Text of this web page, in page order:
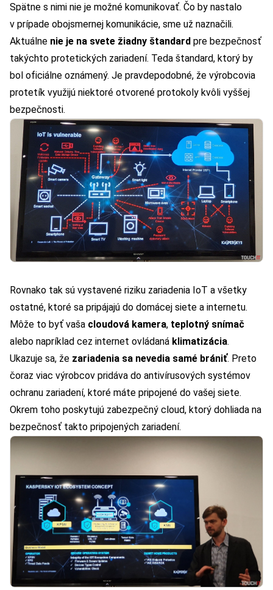
Spätne s nimi nie je možné komunikovať. Čo by nastalo
v prípade obojsmernej komunikácie, sme už naznačili.
Aktuálne nie je na svete žiadny štandard pre bezpečnosť
takýchto protetických zariadení. Teda štandard, ktorý by
bol oficiálne oznámený. Je pravdepodobné, že výrobcovia
protetík využijú niektoré otvorené protokoly kvôli vyššej
bezpečnosti.
Rovnako tak sú vystavené riziku zariadenia IoT a všetky
ostatné, ktoré sa pripájajú do domácej siete a internetu.
Môže to byť vaša cloudová kamera, teplotný snímač
alebo napríklad cez internet ovládaná klimatizácia.
Ukazuje sa, že zariadenia sa nevedia samé brániť. Preto
čoraz viac výrobcov pridáva do antivírusových systémov
ochranu zariadení, ktoré máte pripojené do vašej siete.
Okrem toho poskytujú zabezpečný cloud, ktorý dohliada na
bezpečnosť takto pripojených zariadení.